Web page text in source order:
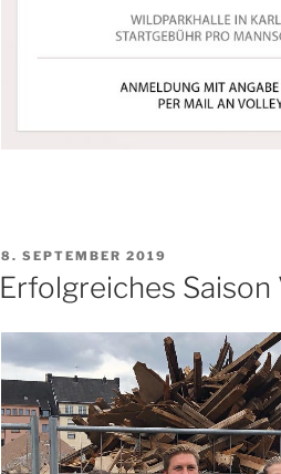
VERÖFFENTLICHT
AM
8. SEPTEMBER 2019
Erfolgreiches